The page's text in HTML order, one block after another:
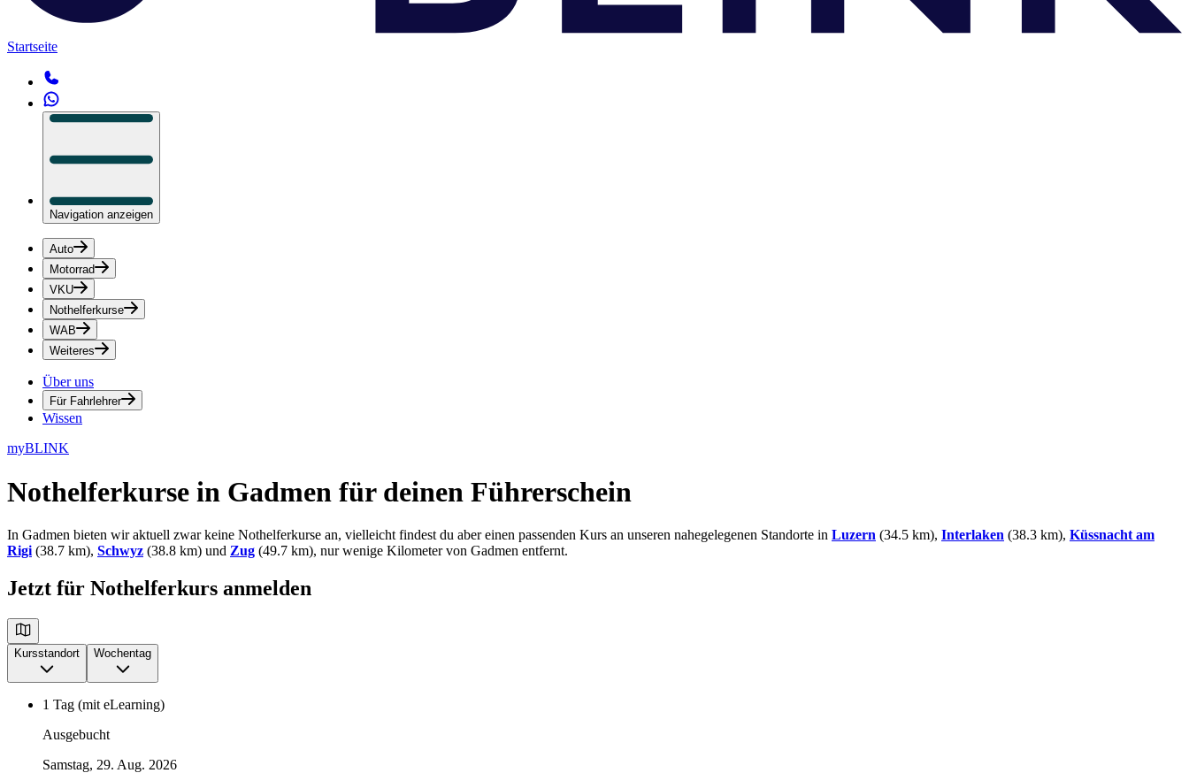
Startseite
Navigation anzeigen
Auto
Motorrad
VKU
Nothelferkurse
WAB
Weiteres
Über uns
Für Fahrlehrer
Wissen
myBLINK
Nothelferkurse in Gadmen für deinen Führerschein
In Gadmen bieten wir aktuell zwar keine Nothelferkurse an, vielleicht findest du aber einen passenden Kurs an unseren nahegelegenen Standorte in Luzern (34.5 km), Interlaken (38.3 km), Küssnacht am
Rigi (38.7 km), Schwyz (38.8 km) und Zug (49.7 km), nur wenige Kilometer von Gadmen entfernt.
Jetzt für Nothelferkurs anmelden
Kursstandort Wochentag
1 Tag (mit eLearning)
Ausgebucht
Samstag, 29. Aug. 2026